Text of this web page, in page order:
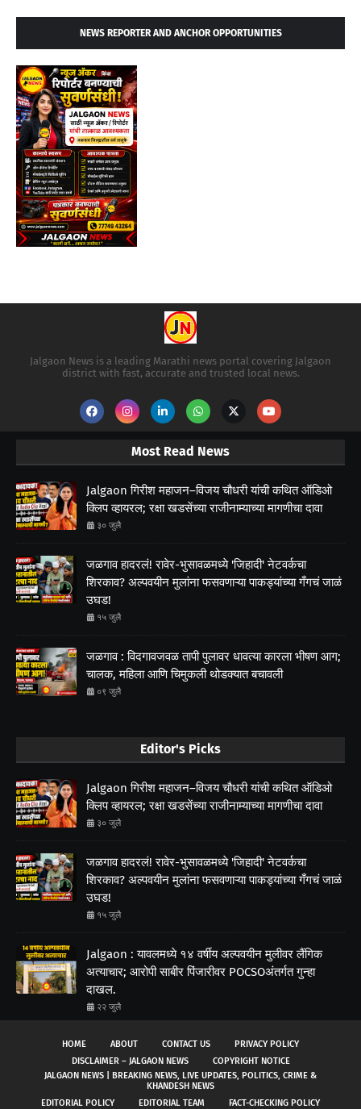
NEWS REPORTER AND ANCHOR OPPORTUNITIES
Jalgaon News is a leading Marathi news portal covering Jalgaon
district with fast, accurate and trusted local news.
Most Read News
Jalgaon गिरीश महाजन–विजय चौधरी यांची कथित ऑडिओ
क्लिप व्हायरल; रक्षा खडसेंच्या राजीनाम्याच्या मागणीचा दावा
३० जुलै
जळगाव हादरलं! रावेर-भुसावळमध्ये 'जिहादी' नेटवर्कचा
शिरकाव? अल्पवयीन मुलांना फसवणाऱ्या पाकड्यांच्या गँगचं जाळं
उघड!
१५ जुलै
जळगाव : विदगावजवळ तापी पुलावर धावत्या कारला भीषण आग;
चालक, महिला आणि चिमुकली थोडक्यात बचावली
०९ जुलै
Editor's Picks
Jalgaon गिरीश महाजन–विजय चौधरी यांची कथित ऑडिओ
क्लिप व्हायरल; रक्षा खडसेंच्या राजीनाम्याच्या मागणीचा दावा
३० जुलै
जळगाव हादरलं! रावेर-भुसावळमध्ये 'जिहादी' नेटवर्कचा
शिरकाव? अल्पवयीन मुलांना फसवणाऱ्या पाकड्यांच्या गँगचं जाळं
उघड!
१५ जुलै
Jalgaon : यावलमध्ये १४ वर्षीय अल्पवयीन मुलीवर लैंगिक
अत्याचार; आरोपी साबीर पिंजारीवर POCSOअंतर्गत गुन्हा
दाखल.
२२ जुलै
HOME ABOUT CONTACT US
PRIVACY POLICY
DISCLAIMER – JALGAON NEWS
COPYRIGHT NOTICE
JALGAON NEWS | BREAKING NEWS, LIVE UPDATES, POLITICS, CRIME &
KHANDESH NEWS
EDITORIAL POLICY
EDITORIAL TEAM FACT-CHECKING POLICY